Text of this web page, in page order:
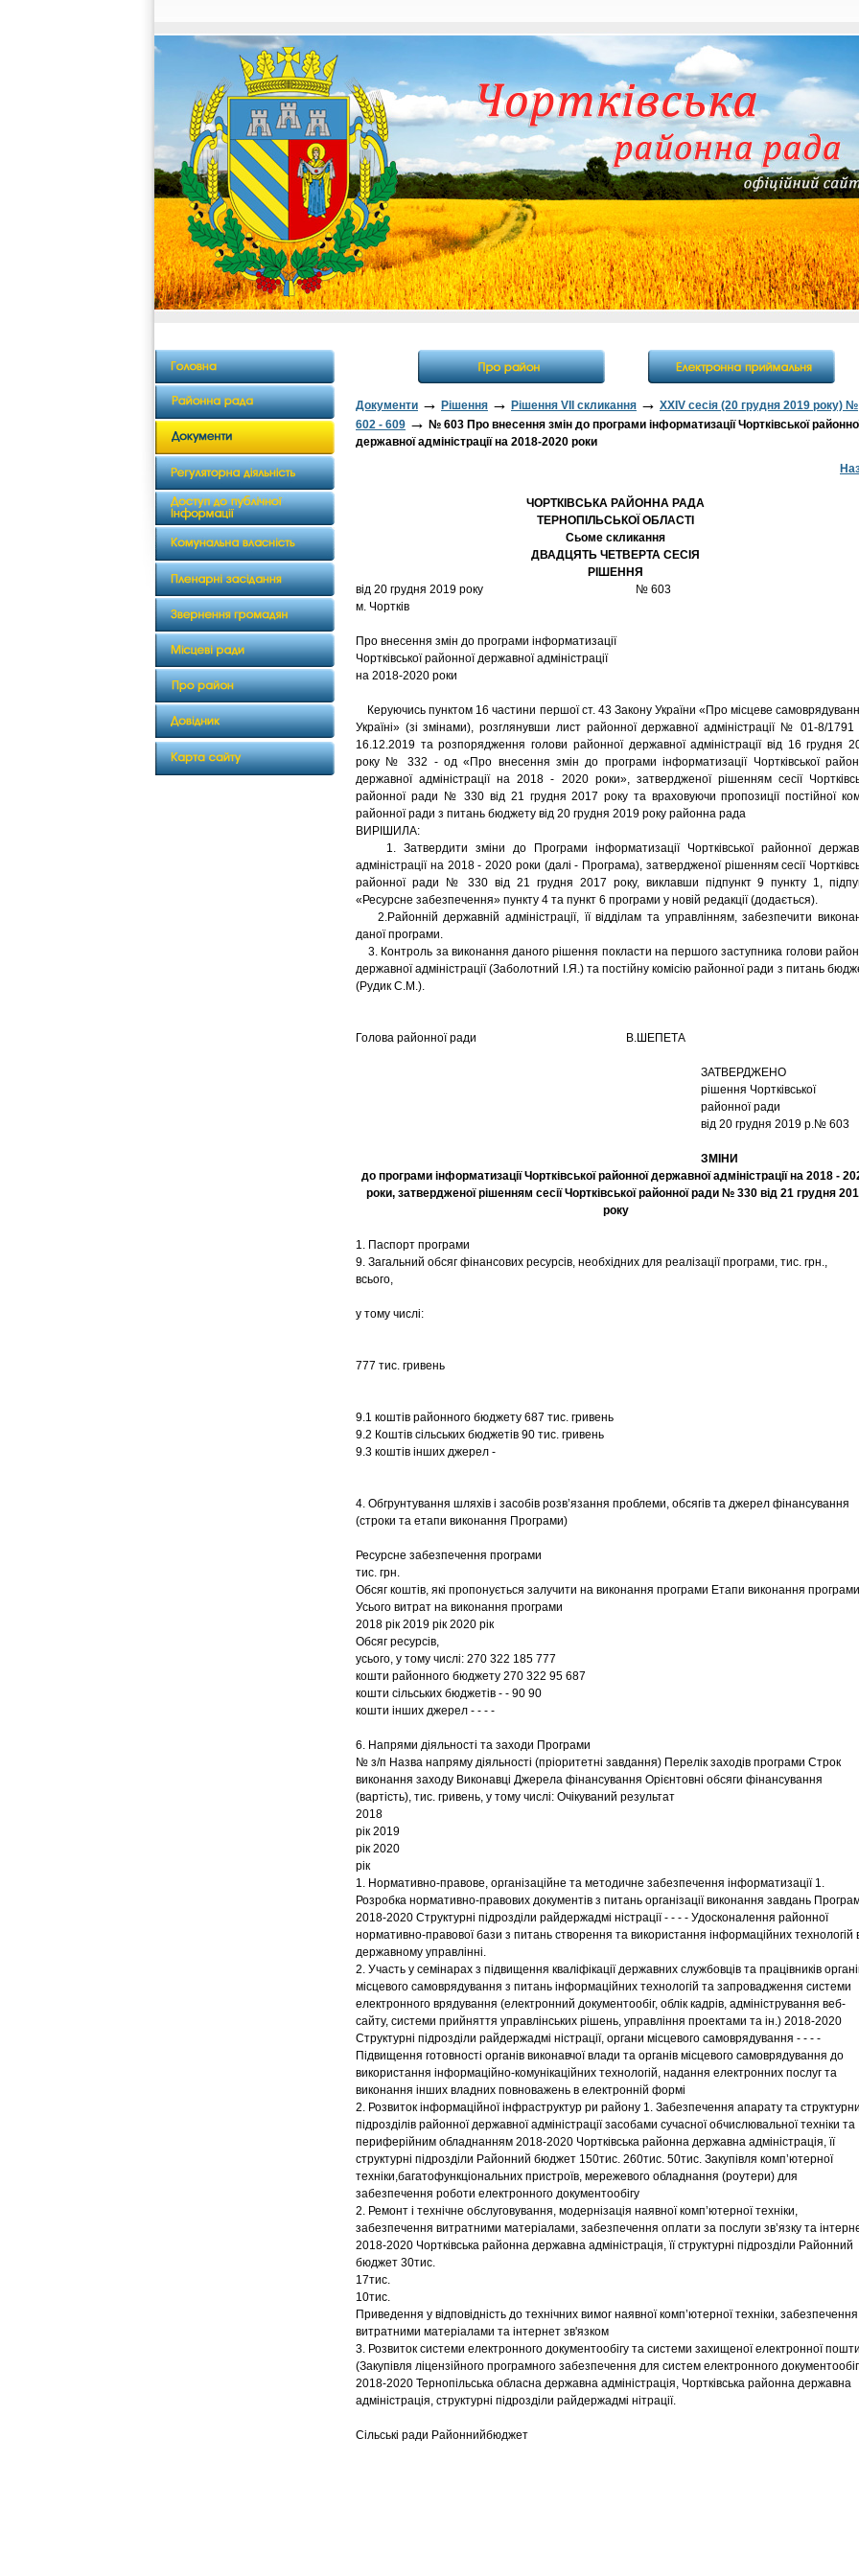
Документи → Рішення → Рішення VII скликання → XXIV сесія (20 грудня 2019 року) №
602 - 609 → № 603 Про внесення змін до програми інформатизації Чортківської
державної адміністрації на 2018-2020 роки
ЧОРТКІВСЬКА РАЙОННА РАДА
ТЕРНОПІЛЬСЬКОЇ ОБЛАСТІ
Сьоме скликання
ДВАДЦЯТЬ ЧЕТВЕРТА СЕСІЯ
РІШЕННЯ
від 20 грудня 2019 року № 603
м. Чортків
Про внесення змін до програми інформатизації
Чортківської районної державної адміністрації
на 2018-2020 роки
Керуючись пунктом 16 частини першої ст. 43 Закону України «Про місцеве
Україні» (зі змінами), розглянувши лист районної державної адміністрації № 01-8/1791
16.12.2019 та розпорядження голови районної державної адміністрації від 16 грудня
року № 332 - од «Про внесення змін до програми інформатизації Чортківської
державної адміністрації на 2018 - 2020 роки», затвердженої рішенням сесії
районної ради № 330 від 21 грудня 2017 року та враховуючи пропозиції постійної
районної ради з питань бюджету від 20 грудня 2019 року районна рада
ВИРІШИЛА:
1. Затвердити зміни до Програми інформатизації Чортківської районної
адміністрації на 2018 - 2020 роки (далі - Програма), затвердженої рішенням сесії
районної ради № 330 від 21 грудня 2017 року, виклавши підпункт 9 пункту 1,
«Ресурсне забезпечення» пункту 4 та пункт 6 програми у новій редакції (додається).
2.Районній державній адміністрації, її відділам та управлінням, забезпечити
даної програми.
3. Контроль за виконання даного рішення покласти на першого заступника голови
державної адміністрації (Заболотний І.Я.) та постійну комісію районної ради з питань
(Рудик С.М.).
Голова районної ради В.ШЕПЕТА
ЗАТВЕРДЖЕНО
рішення Чортківської
районної ради
від 20 грудня 2019 р.№ 603
ЗМІНИ
до програми інформатизації Чортківської районної державної адміністрації на 2018 -
роки, затвердженої рішенням сесії Чортківської районної ради № 330 від 21 грудня
року
1. Паспорт програми
9. Загальний обсяг фінансових ресурсів, необхідних для реалізації програми, тис. грн.,
всього,
у тому числі:
777 тис. гривень
9.1 коштів районного бюджету 687 тис. гривень
9.2 Коштів сільських бюджетів 90 тис. гривень
9.3 коштів інших джерел -
4. Обгрунтування шляхів і засобів розв’язання проблеми, обсягів та джерел фінансування
(строки та етапи виконання Програми)
Ресурсне забезпечення програми
тис. грн.
Обсяг коштів, які пропонується залучити на виконання програми Етапи виконання програми
Усього витрат на виконання програми
2018 рік 2019 рік 2020 рік
Обсяг ресурсів,
усього, у тому числі: 270 322 185 777
кошти районного бюджету 270 322 95 687
кошти сільських бюджетів - - 90 90
кошти інших джерел - - - -
6. Напрями діяльності та заходи Програми
№ з/п Назва напряму діяльності (пріоритетні завдання) Перелік заходів програми Строк
виконання заходу Виконавці Джерела фінансування Орієнтовні обсяги фінансування
(вартість), тис. гривень, у тому числі: Очікуваний результат
2018
рік 2019
рік 2020
рік
1. Нормативно-правове, організаційне та методичне забезпечення інформатизації 1.
Розробка нормативно-правових документів з питань організації виконання завдань
2018-2020 Структурні підрозділи райдержадмі ністрації - - - - Удосконалення районної
нормативно-правової бази з питань створення та використання інформаційних технологій
державному управлінні.
2. Участь у семінарах з підвищення кваліфікації державних службовців та працівників
місцевого самоврядування з питань інформаційних технологій та запровадження системи
електронного врядування (електронний документообіг, облік кадрів, адміністрування веб-
сайту, системи прийняття управлінських рішень, управління проектами та ін.) 2018-2020
Структурні підрозділи райдержадмі ністрації, органи місцевого самоврядування - - - -
Підвищення готовності органів виконавчої влади та органів місцевого самоврядування до
використання інформаційно-комунікаційних технологій, надання електронних послуг та
виконання інших владних повноважень в електронній формі
2. Розвиток інформаційної інфраструктур ри району 1. Забезпечення апарату та
підрозділів районної державної адміністрації засобами сучасної обчислювальної техніки та
периферійним обладнанням 2018-2020 Чортківська районна державна адміністрація, її
структурні підрозділи Районний бюджет 150тис. 260тис. 50тис. Закупівля комп’ютерної
техніки,багатофункціональних пристроїв, мережевого обладнання (роутери) для
забезпечення роботи електронного документообігу
2. Ремонт і технічне обслуговування, модернізація наявної комп’ютерної техніки,
забезпечення витратними матеріалами, забезпечення оплати за послуги зв’язку та
2018-2020 Чортківська районна державна адміністрація, її структурні підрозділи Районний
бюджет 30тис.
17тис.
10тис.
Приведення у відповідність до технічних вимог наявної комп’ютерної техніки, забезпечення
витратними матеріалами та інтернет зв'язком
3. Розвиток системи електронного документообігу та системи захищеної електронної
(Закупівля ліцензійного програмного забезпечення для систем електронного
2018-2020 Тернопільська обласна державна адміністрація, Чортківська районна державна
адміністрація, структурні підрозділи райдержадмі нітрації.
Сільські ради Районнийбюджет